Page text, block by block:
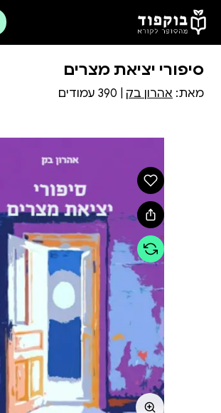
דלג לתוכן הראשי
סיפורי יציאת מצרים
מאת: אהרון בק